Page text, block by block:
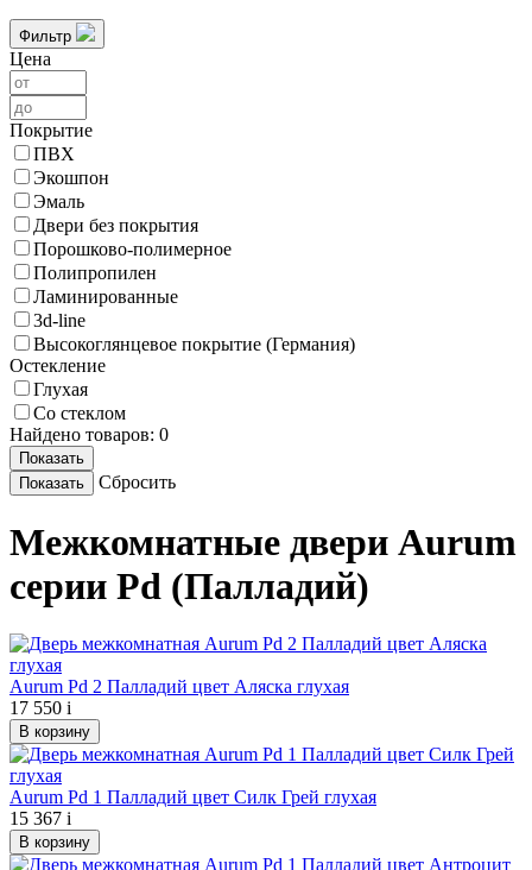
Фильтр
Цена
Покрытие
ПВХ
Экошпон
Эмаль
Двери без покрытия
Порошково-полимерное
Полипропилен
Ламинированные
3d-line
Высокоглянцевое покрытие (Германия)
Остекление
Глухая
Со стеклом
Найдено товаров: 0
Сбросить
Межкомнатные двери Aurum
серии Pd (Палладий)
Aurum Pd 2 Палладий цвет Аляска глухая
17 550 i
В корзину
Aurum Pd 1 Палладий цвет Силк Грей глухая
15 367 i
В корзину